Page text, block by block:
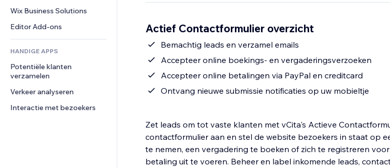
Crowdfunding
Eten en drinken
Nieuws
Banners en badges
Rekenmachines
Zoeken
Weer
Grafieken en tabellen
Telefoonnummer
Community
Beoordelingen en testimonials
CRM
Wix Business Solutions
Editor Add-ons
HANDIGE APPS
Potentiële klanten
verzamelen
Verkeer analyseren
Interactie met bezoekers
Actief Contactformulier overzicht
Bemachtig leads en verzamel emails
Accepteer online boekings- en vergaderingsverzoeken
Accepteer online betalingen via PayPal en creditcard
Ontvang nieuwe submissie notificaties op uw mobieltje
Zet leads om tot vaste klanten met vCita's Actieve
contactformulier aan en stel de website bezoekers in staat op
te nemen, een vergadering te boeken of zich te registreren
betaling uit te voeren. Beheer en label inkomende leads,